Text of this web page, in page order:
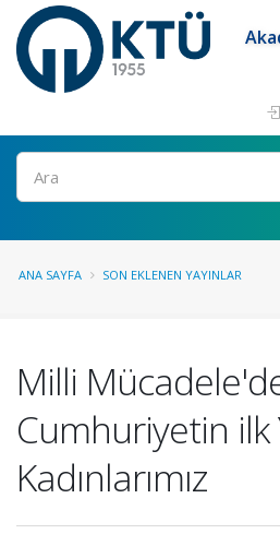
Ara
ANA SAYFA SON EKLENEN YAYINLAR
Milli
Cumhuriyetin ilk
Kadınlarımız